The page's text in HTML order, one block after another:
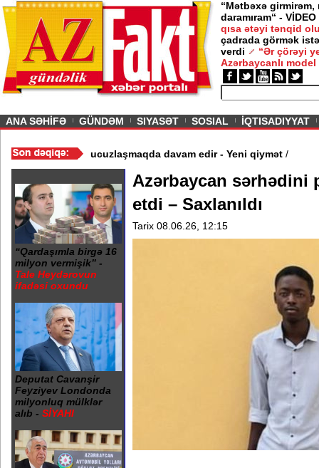
“Mətbəxə girmirəm,
daramıram“ - VİDEO
qısa ətəyi tənqid
çadrada görmək
verdi
“Ər çörəyi
Azərbaycanlı model
ANA SƏHİFƏ GÜNDƏM SIYASƏT SOSIAL İQTISADIYYAT
Video /Azərbaycan nefti ucuzlaşmaqda davam edir - Yeni qiymət
“Qardaşımla birgə 16
milyon vermişik” -
Tale Heydərovun
ifadəsi oxundu
Deputat Cavanşir
Feyziyev Londonda
milyonluq mülklər
alıb - SİYAHI
Azərbaycan sərhədini
etdi – Saxlanıldı
Tarix 08.06.26, 12:15